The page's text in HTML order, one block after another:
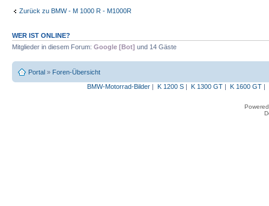
Zurück zu BMW - M 1000 R - M1000R
WER IST ONLINE?
Mitglieder in diesem Forum: Google [Bot] und 14 Gäste
Portal » Foren-Übersicht
BMW-Motorrad-Bilder| K 1200 S| K 1300 GT| K 1600 GT|